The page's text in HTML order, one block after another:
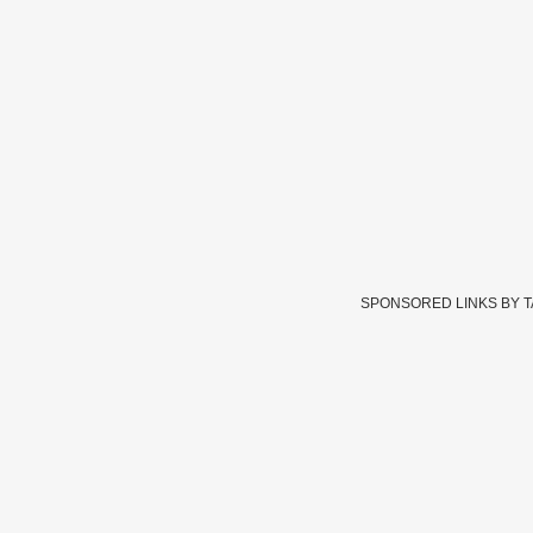
SPONSORED LINKS BY